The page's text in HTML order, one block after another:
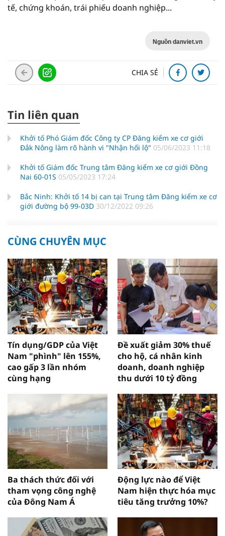
tế, chứng khoán, trái phiếu doanh nghiệp...
Nguồn danviet.vn
CHIA SẺ
Tin liên quan
Khởi tố Phó Giám đốc Công ty CP Đăng kiểm xe cơ giới
Đắk Nông làm rõ hành vi "Nhận hối lộ" 05/06/2023 11:18
Khởi tố Giám đốc Trung tâm Đăng kiểm xe cơ giới Đồng
Nai 60-01S 05/05/2023 17:24
Bắc Ninh: Khởi tố 14 bị can tại Trung tâm Đăng kiểm xe cơ
giới đường bộ 99-03D 30/12/2022 09:26
CÙNG CHUYÊN MỤC
Tín dụng/GDP của Việt
Nam "phình" lên 155%,
cao gấp 3 lần nhóm
cùng hạng
Đề xuất giảm 30% thuế
cho hộ, cá nhân kinh
doanh, doanh nghiệp
thu dưới 10 tỷ đồng
Ba thách thức đối với
tham vọng công nghệ
của Đông Nam Á
Động lực nào để Việt
Nam hiện thực hóa mục
tiêu tăng trưởng 10%?